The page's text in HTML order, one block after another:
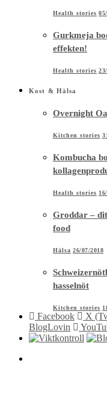
Health stories
Gurkmeja
effekten!
Health stories
Kost & Hälsa
Overnight
Kitchen stories
Kombucha
Health stories
Groddar –
food
Hälsa 26/07/2018
hasselnöt
Kitchen stories
Facebook X
BlogLovin